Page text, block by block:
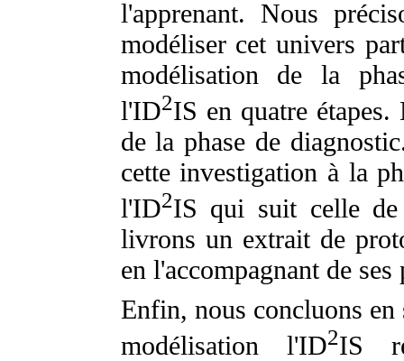
l'apprenant. Nous
modéliser cet univers
modélisation de la
l'ID2IS en quatre
de la phase de
cette investigation à la
l'ID2IS qui suit celle de
livrons un extrait de
en l'accompagnant de ses
Enfin, nous concluons
modélisation l'ID2IS